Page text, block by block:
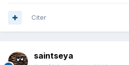
Citer
saintseya